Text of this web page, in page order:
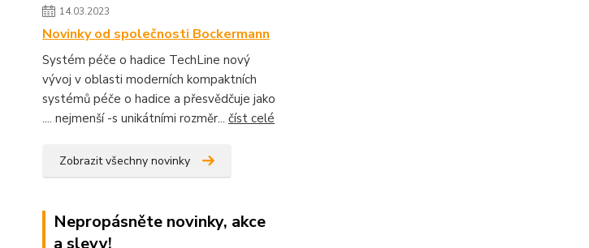
14.03.2023
Novinky od společnosti Bockermann
Systém péče o hadice TechLine nový
vývoj v oblasti moderních kompaktních
systémů péče o hadice a přesvědčuje jako
.... nejmenší -s unikátními rozměr... číst celé
Zobrazit všechny novinky
Nepropásněte novinky, akce
a slevy!